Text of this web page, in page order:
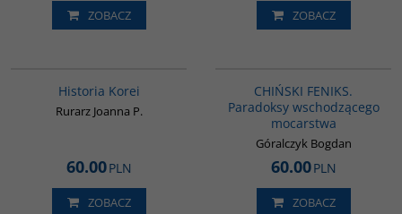
ZOBACZ ZOBACZ
Historia Korei
Rurarz Joanna P.
60.00PLN
ZOBACZ
CHIŃSKI FENIKS.
Paradoksy wschodzącego
mocarstwa
Góralczyk Bogdan
60.00PLN
ZOBACZ